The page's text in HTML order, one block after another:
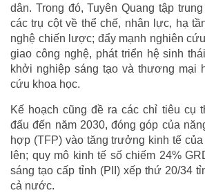
dân. Trong đó, Tuyên Quang tập
các trụ cột về thể chế, nhân lực, hạ
nghệ chiến lược; đẩy mạnh nghiên
giao công nghệ, phát triển hệ sinh
khởi nghiệp sáng tạo và thương mại
cứu khoa học.
Kế hoạch cũng đề ra các chỉ tiêu cụ
đấu đến năm 2030, đóng góp của
hợp (TFP) vào tăng trưởng kinh tế
lên; quy mô kinh tế số chiếm 24%
sáng tạo cấp tỉnh (PII) xếp thứ 20/34
cả nước.